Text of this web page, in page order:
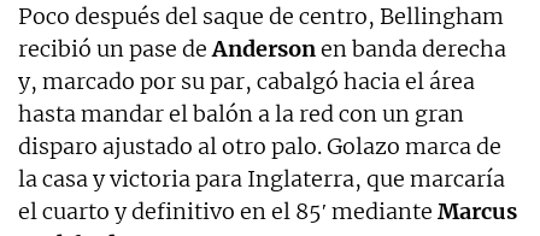
Poco después del saque de centro, Bellingham
recibió un pase deAndersonen banda derecha
y, marcado por su par, cabalgó hacia el área
hasta mandar el balón a la red con un gran
disparo ajustado al otro palo. Golazo marca de
la casa y victoria para Inglaterra, que marcaría
el cuarto y definitivo en el 85′ mediante Marcus